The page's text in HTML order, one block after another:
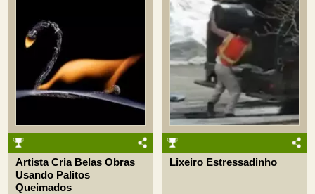
Artista Cria Belas Obras
Usando Palitos
Queimados
Lixeiro Estressadinho